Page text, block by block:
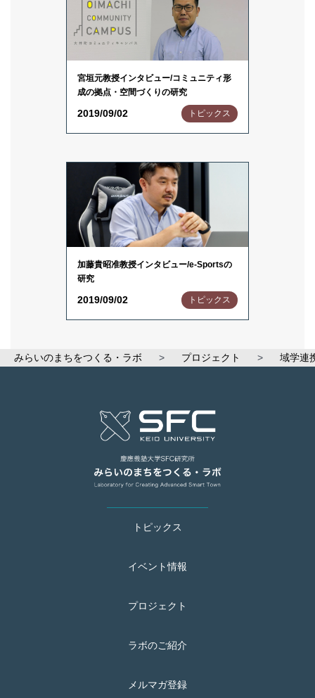
宮垣元教授インタビュー/コミュニティ形
成の拠点・空間づくりの研究
2019/09/02 トピックス
加藤貴昭准教授インタビュー/e-Sportsの
研究
2019/09/02 トピックス
みらいのまちをつくる・ラボ > プロジェクト > 域学連
トピックス
イベント情報
プロジェクト
ラボのご紹介
メルマガ登録